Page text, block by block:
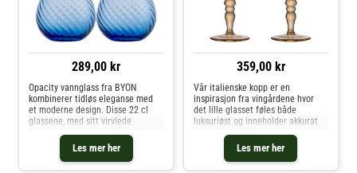
289,00 kr
Les mer her
Opacity vannglass fra BYON
kombinerer tidløs eleganse med
et moderne design. Disse 22 cl
glassene, med sitt virvlede
mønster og en kjølig blå nyanse,
gir bordet ditt et raffinert og friskt
preg. Deres munnblåste kvalitet
tilfører et unikt håndverksme
359,00 kr
Les mer her
Vår italienske kopp er en
inspirasjon fra vingårdene hvor
det lille glasset føles både
luksuriøst og inneholder akkurat
nok drikke til å holde det kaldt.
Glasset er vakkert og klart og
passer perfekt til den lille drinken
eller desserten. Glasset har